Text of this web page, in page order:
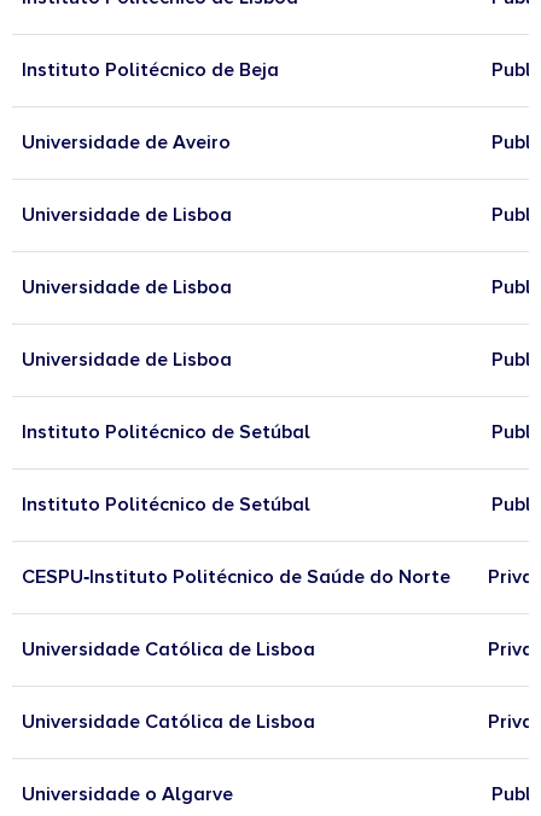
Instituto Politécnico de Beja
Universidade de Aveiro
Universidade de Lisboa
Universidade de Lisboa
Universidade de Lisboa
Instituto Politécnico de Setúbal
Instituto Politécnico de Setúbal
CESPU‐Instituto Politécnico de Saúde do Norte
Universidade Católica de Lisboa
Universidade Católica de Lisboa
Universidade o Algarve